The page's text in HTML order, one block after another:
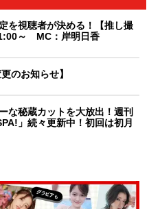
を視聴者が決める！【推し撮
～ MC：岸明日香
のお知らせ】
な秘蔵カットを大放出！週刊
」続々更新中！初回は初月